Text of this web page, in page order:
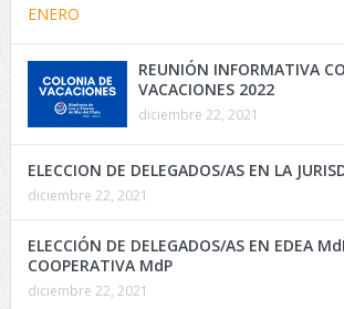
REUNIÓN INFORMATIVA
VACACIONES 2022
diciembre 22, 2021
ELECCION DE DELEGADOS/AS EN LA
diciembre 22, 2021
ELECCIÓN DE DELEGADOS/AS EN EDEA
COOPERATIVA MdP
diciembre 22, 2021